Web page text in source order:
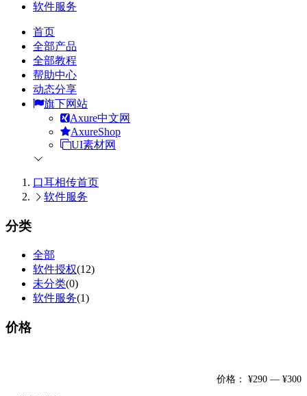
软件服务
首页
全部产品
全部教程
帮助中心
动态分享
旗下网站
Axure中文网
AxureShop
UI素材网
口耳相传首页
软件服务
分类
全部
软件授权(12)
未分类(0)
软件服务(1)
价格
价格： ¥290 — ¥300